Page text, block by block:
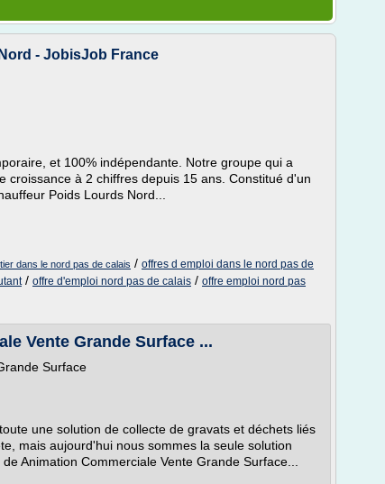
- JobisJob France
et 100% indépendante. Notre groupe qui a
croissance à 2 chiffres depuis 15 ans. Constitué d'un
Poids Lourds Nord...
dans le nord pas de calais / offres d emploi dans le nord pas de
/ offre d'emploi nord pas de calais / offre emploi nord pas
Vente Grande Surface ...
Surface
une solution de collecte de gravats et déchets liés
mais aujourd'hui nous sommes la seule solution
Animation Commerciale Vente Grande Surface...